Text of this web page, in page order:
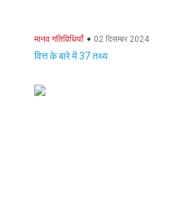
मानव गतिविधियाँ 02 दिसम्बर 2024
वित्त के बारे में 37 तथ्य